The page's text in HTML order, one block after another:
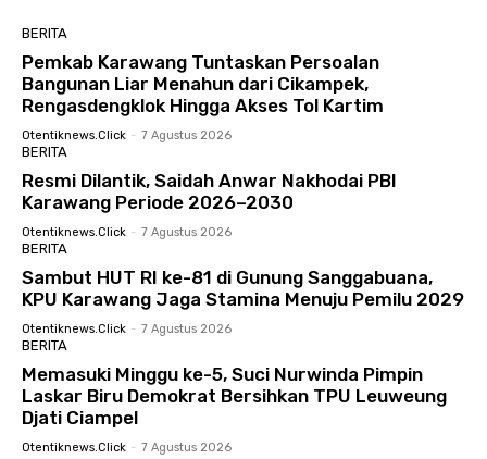
BERITA
Pemkab Karawang Tuntaskan Persoalan
Bangunan Liar Menahun dari Cikampek,
Rengasdengklok Hingga Akses Tol Kartim
Otentiknews.click - 7 Agustus 2026
BERITA
Resmi Dilantik, Saidah Anwar Nakhodai PBI
Karawang Periode 2026–2030
Otentiknews.click - 7 Agustus 2026
BERITA
Sambut HUT RI ke-81 di Gunung Sanggabuana,
KPU Karawang Jaga Stamina Menuju Pemilu 2029
Otentiknews.click - 7 Agustus 2026
BERITA
Memasuki Minggu ke-5, Suci Nurwinda Pimpin
Laskar Biru Demokrat Bersihkan TPU Leuweung
Djati Ciampel
Otentiknews.click - 7 Agustus 2026